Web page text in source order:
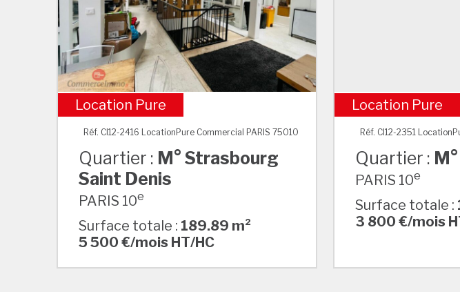
M° Strasbourg Saint Denis
Location Pure
Réf. CI12-2416 LocationPure Commercial PARIS 75010
Quartier : M° Strasbourg
Saint Denis
PARIS 10e
Surface totale : 189.89 m²
5 500 €/mois HT/HC
M°
Location Pure
Réf. CI12-2351
Quartier :
PARIS 10e
Surface totale :
3 800 €/mois